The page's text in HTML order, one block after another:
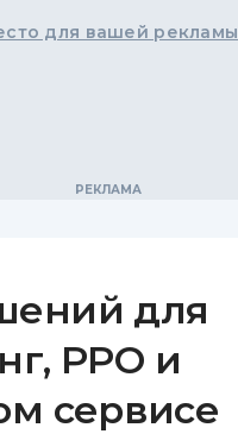
для вашей рекламы
для
РРО и
сервисе